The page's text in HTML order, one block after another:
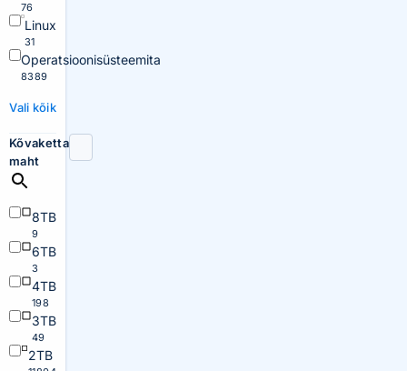
76
Linux
31
Operatsioonisüsteemita
8389
Vali kõik
Kõvaketta
maht
8TB
9
6TB
3
4TB
198
3TB
49
2TB